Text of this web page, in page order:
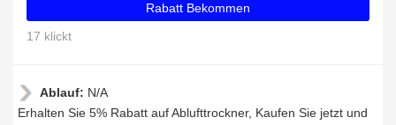
Rabatt Bekommen
17 klickt
Ablauf: N/A
Erhalten Sie 5% Rabatt auf Ablufttrockner, Kaufen Sie jetzt und